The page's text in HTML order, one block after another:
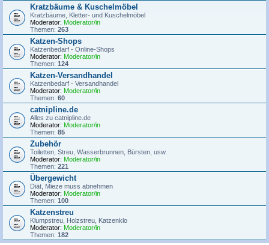
Kratzbäume & Kuschelmöbel
Kratzbäume, Kletter- und Kuschelmöbel
Moderator: Moderator/in
Themen: 263
Katzen-Shops
Katzenbedarf - Online-Shops
Moderator: Moderator/in
Themen: 124
Katzen-Versandhandel
Katzenbedarf - Versandhandel
Moderator: Moderator/in
Themen: 60
catnipline.de
Alles zu catnipline.de
Moderator: Moderator/in
Themen: 85
Zubehör
Toiletten, Streu, Wasserbrunnen, Bürsten, usw.
Moderator: Moderator/in
Themen: 221
Übergewicht
Diät, Mieze muss abnehmen
Moderator: Moderator/in
Themen: 100
Katzenstreu
Klumpstreu, Holzstreu, Katzenklo
Moderator: Moderator/in
Themen: 182